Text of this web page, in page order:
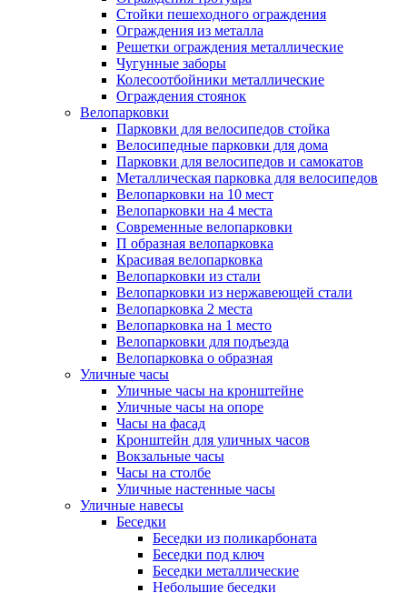
Стойки пешеходного ограждения
Ограждения из металла
Решетки ограждения металлические
Чугунные заборы
Колесоотбойники металлические
Ограждения стоянок
Велопарковки
Парковки для велосипедов стойка
Велосипедные парковки для дома
Парковки для велосипедов и самокатов
Металлическая парковка для велосипедов
Велопарковки на 10 мест
Велопарковки на 4 места
Современные велопарковки
П образная велопарковка
Красивая велопарковка
Велопарковки из стали
Велопарковки из нержавеющей стали
Велопарковка 2 места
Велопарковка на 1 место
Велопарковки для подъезда
Велопарковка о образная
Уличные часы
Уличные часы на кронштейне
Уличные часы на опоре
Часы на фасад
Кронштейн для уличных часов
Вокзальные часы
Часы на столбе
Уличные настенные часы
Уличные навесы
Беседки
Беседки из поликарбоната
Беседки под ключ
Беседки металлические
Небольшие беседки